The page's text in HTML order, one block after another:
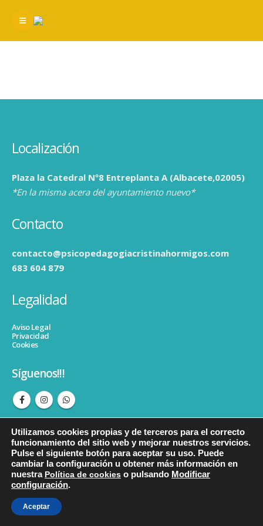
Localización
Plaza la Catedral Nº8 Entreplanta A (Albacete,02005)
*En la misma acera del ayuntamiento nuevo*
Contacto
contacto@psicopedagogiacristinahormigos.com
683 604 879
Legalidad
Aviso Legal
Privacidad
Cookies
Síguenos!!!
© copyright Psicopedagogiacristinahormigos. Todos los derechos
reservados.
Utilizamos cookies propias y de terceros para el correcto
funcionamiento del sitio web y mejorar nuestros servicios.
Pulse el siguiente botón para aceptar su uso. Puede
cambiar la configuración u obtener más información en
nuestra Política de cookies o pulsando Modificar
configuración.
Aceptar